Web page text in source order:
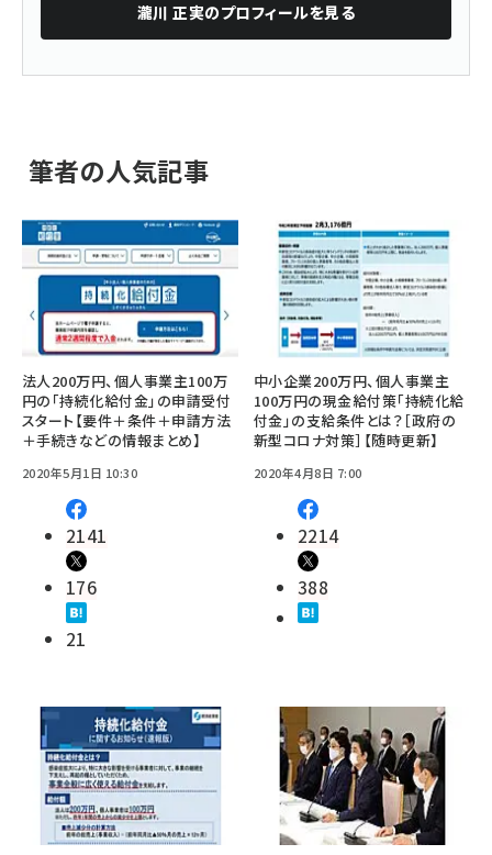
瀧川 正実のプロフィールを見る
筆者の人気記事
法人200万円、個人事業主100万
円の「持続化給付金」の申請受付
スタート【要件＋条件＋申請方法
＋手続きなどの情報まとめ】
2020年5月1日 10:30
2141
176
21
中小企業200万円、個人事業主
100万円の現金給付策「持続化給
付金」の支給条件とは？［政府の
新型コロナ対策］【随時更新】
2020年4月8日 7:00
2214
388